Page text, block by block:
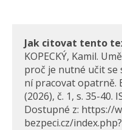
Jak citovat tento
KOPECKÝ, Kamil.
proč je nutné učit se
ní pracovat opatrně.
(2026), č. 1, s. 35-40.
Dostupné z: https://
bezpeci.cz/